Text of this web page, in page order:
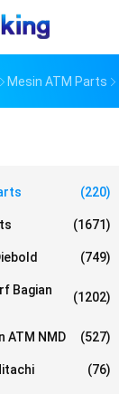
Mesin ATM Parts
(220)
(1671)
(749)
Bagian
(1202)
ATM NMD (527)
(76)